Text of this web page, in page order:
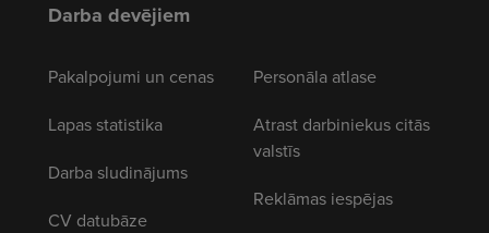
Darba devējiem
Pakalpojumi un cenas
Lapas statistika
Darba sludinājums
CV datubāze
Personāla atlase
Atrast darbiniekus citās
valstīs
Reklāmas iespējas